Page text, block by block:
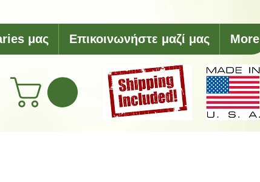
μας Επικοινωνήστε μαζί μας More